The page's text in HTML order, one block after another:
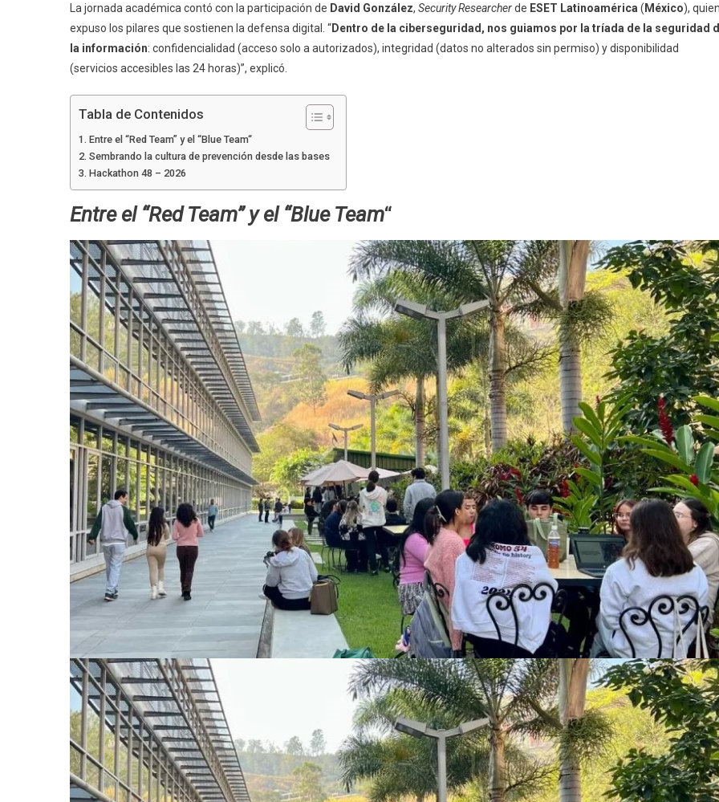
La jornada académica contó con la participación de David González, Security Researcherde ESET Latinoamérica ( México),
expuso los pilares que sostienen la defensa digital. “Dentro de la ciberseguridad, nos guiamos por la tríada de la seguridad
la información: confidencialidad (acceso solo a autorizados), integridad (datos no alterados sin permiso) y disponibilidad
(servicios accesibles las 24 horas)”, explicó.
Tabla de Contenidos
Entre el “Red Team” y el “Blue Team“
Sembrando la cultura de prevención desde las bases
Hackathon 48 – 2026
Entre el “Red Team” y el “Blue Team“